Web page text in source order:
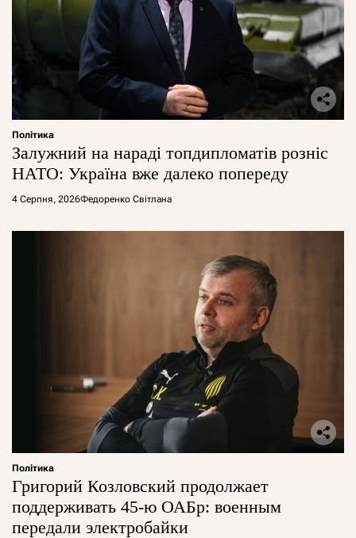
Політика
Залужний на нараді топдипломатів розніс
НАТО: Україна вже далеко попереду
4 Серпня, 2026Федоренко Світлана
Політика
Григорий Козловский продолжает
поддерживать 45-ю ОАБр: военным
передали электробайки